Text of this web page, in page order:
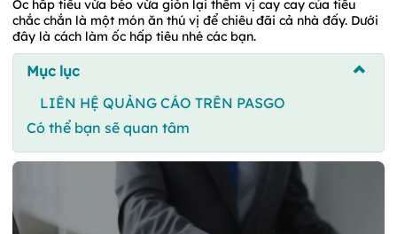
Ốc hấp tiêu vừa béo vừa giòn lại thêm vị cay cay của tiêu
chắc chắn là một món ăn thú vị để chiêu đãi cả nhà đấy. Dưới
đây là cách làm ốc hấp tiêu nhé các bạn.
Mục lục
LIÊN HỆ QUẢNG CÁO TRÊN PASGO
Có thể bạn sẽ quan tâm